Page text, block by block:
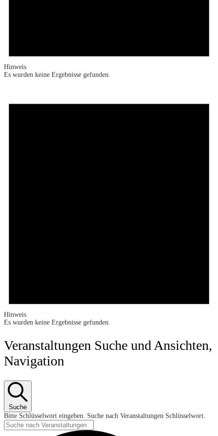
Hinweis
Es wurden keine Ergebnisse gefunden.
Hinweis
Es wurden keine Ergebnisse gefunden.
Veranstaltungen Suche und Ansichten,
Navigation
Suche
Bitte Schlüsselwort eingeben. Suche nach Veranstaltungen Schlüsselwort.